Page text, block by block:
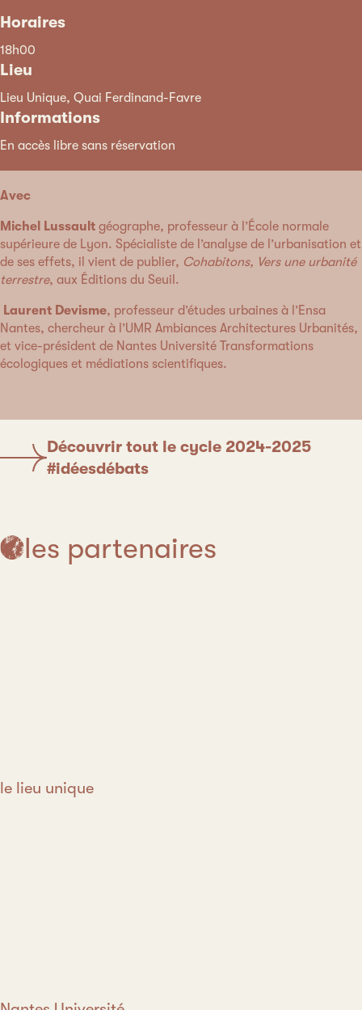
Horaires
18h00
Lieu
Lieu Unique, Quai Ferdinand-Favre
Informations
En accès libre sans réservation
Avec
Michel Lussault géographe, professeur à l’École normale
supérieure de Lyon. Spécialiste de l’analyse de l’urbanisation et
de ses effets, il vient de publier, Cohabitons, Vers une urbanité
terrestre, aux Éditions du Seuil.
Laurent Devisme, professeur d’études urbaines à l’Ensa
Nantes, chercheur à l’UMR Ambiances Architectures Urbanités,
et vice-président de Nantes Université Transformations
écologiques et médiations scientifiques.
Découvrir tout le cycle 2024-2025
#idéesdébats
les partenaires
le lieu unique